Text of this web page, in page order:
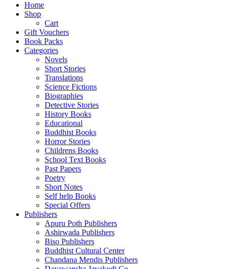
Home
Shop
Cart
Gift Vouchers
Book Packs
Categories
Novels
Short Stories
Translations
Science Fictions
Biographies
Detective Stories
History Books
Educational
Buddhist Books
Horror Stories
Childrens Books
School Text Books
Past Papers
Poetry
Short Notes
Self help Books
Special Offers
Publishers
Apuru Poth Publishers
Ashirwada Publishers
Biso Publishers
Buddhist Cultural Center
Chandana Mendis Publishers